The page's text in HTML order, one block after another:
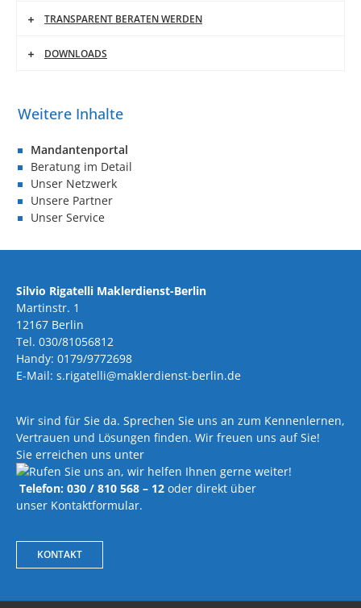
TRANSPARENT BERATEN WERDEN
DOWNLOADS
Mandantenportal
Beratung im Detail
Unser Netzwerk
Unsere Partner
Unser Service
Silvio Rigatelli Maklerdienst-Berlin
Martinstr. 1
12167 Berlin
Tel. 030/81056812
Handy: 0179/9772698
E-Mail: s.rigatelli@maklerdienst-berlin.de
Wir sind für Sie da. Sprechen Sie uns an zum Kennenlernen,
Vertrauen und Lösungen finden. Wir freuen uns auf Sie!
Sie erreichen uns unter
Telefon: 030 / 810 568 – 12 oder direkt über
unser Kontaktformular.
KONTAKT